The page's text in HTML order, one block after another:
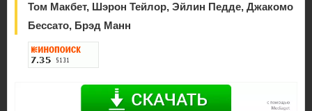
Том Макбет, Шэрон Тейлор, Эйлин Педде, Джакомо
Бессато, Брэд Манн